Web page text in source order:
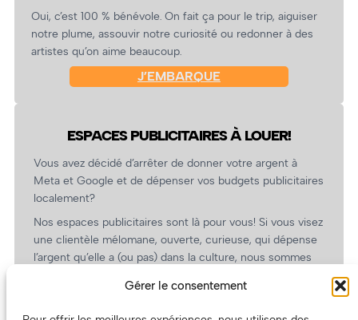
Gérer le consentement
Oui, c’est 100 % bénévole. On fait ça pour le trip, aiguiser
notre plume, assouvir notre curiosité ou redonner à des
artistes qu’on aime beaucoup.
J’EMBARQUE
ESPACES PUBLICITAIRES À LOUER!
Vous avez décidé d’arrêter de donner votre argent à
Meta et Google et de dépenser vos budgets publicitaires
localement?
Nos espaces publicitaires sont là pour vous! Si vous visez
une clientèle mélomane, ouverte, curieuse, qui dépense
l’argent qu’elle a (ou pas) dans la culture, nous sommes
revient.